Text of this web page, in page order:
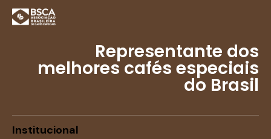
Representante dos
melhores cafés especiais
do Brasil
Institucional